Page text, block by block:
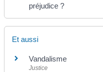
préjudice ?
Et aussi
Vandalisme
Justice